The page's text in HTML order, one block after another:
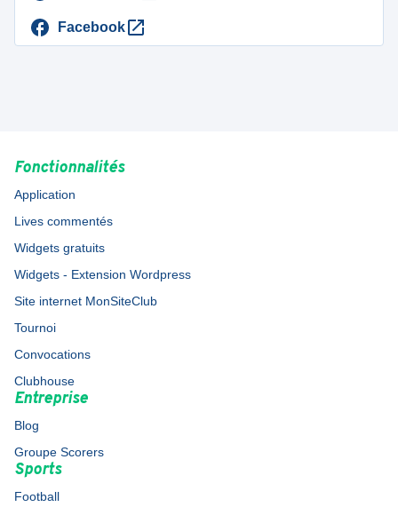
Facebook
Fonctionnalités
Application
Lives commentés
Widgets gratuits
Widgets - Extension Wordpress
Site internet MonSiteClub
Tournoi
Convocations
Clubhouse
Entreprise
Blog
Groupe Scorers
Sports
Football